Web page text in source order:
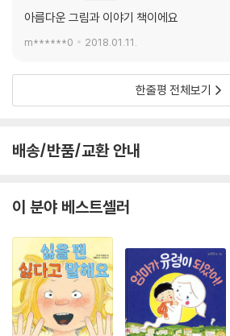
번에는 아이가 거인에게 손을 내밀어 거인을 자
이의 눈높이에서 본 세상은 경이로움 그 자체였
제껏 알고 있던 자연과는 전혀 다르게 보였다.
의 눈높이로 계속 세상을 볼 수 없다는 것이었
우리도 마찬가지다. 조금이라도 진심어린 관심
다 보면 부모 입장에 맞춰 시도했던 일들이 아
을 맞추게 된다. 같이 소꿉놀이를 하며 아기도
거움을 맛본다. 문제는 이런 기쁨을 누리기 위해
지가 소모된다는 것이다. 아기가 되기 위해서는
와 똑같이 ‘유치해져야’ 하고 공차기 파트너나
한 20-30분은 달리고 소리칠 수 있는 체력이
서 아이들과 집중해서 30여분을 함께 놀면 심한
아름다운 그림과 이야기 책이에요
m******0 2018.01.11.
한줄평 전체보기
배송/반품/교환 안내
이 분야 베스트셀러